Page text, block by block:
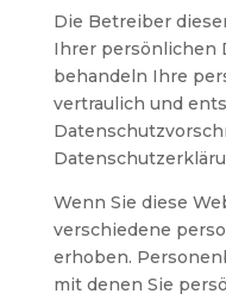
Die Betreiber
Ihrer persönlichen
behandeln Ihre
vertraulich und
Wenn Sie diese
verschiedene
erhoben.
mit denen Sie